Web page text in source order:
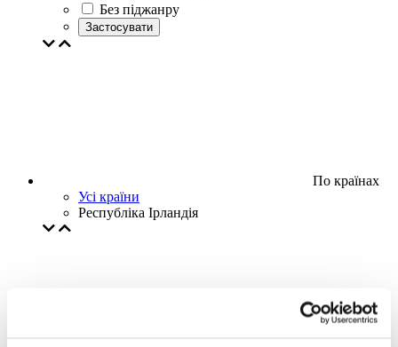
Без піджанру
Застосувати
По країнах
Усі країни
Республіка Ірландія